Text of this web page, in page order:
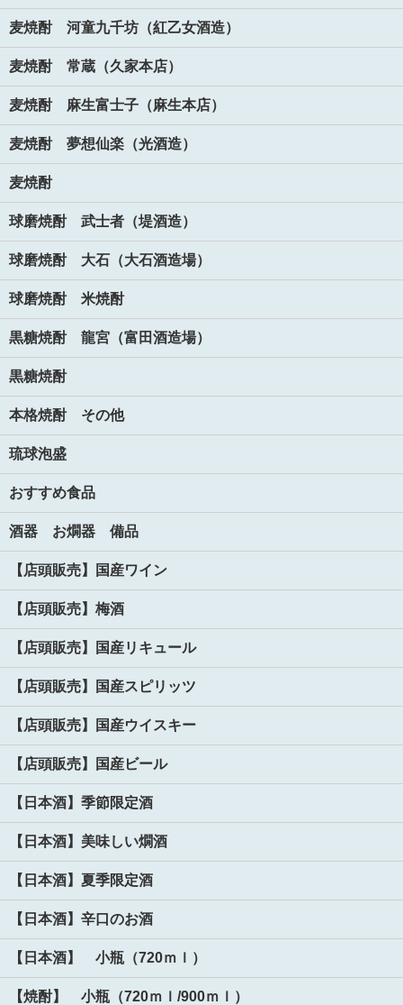
麦焼酎 河童九千坊（紅乙女酒造）
麦焼酎 常蔵（久家本店）
麦焼酎 麻生富士子（麻生本店）
麦焼酎 夢想仙楽（光酒造）
麦焼酎
球磨焼酎 武士者（堤酒造）
球磨焼酎 大石（大石酒造場）
球磨焼酎 米焼酎
黒糖焼酎 龍宮（富田酒造場）
黒糖焼酎
本格焼酎 その他
琉球泡盛
おすすめ食品
酒器 お燗器 備品
【店頭販売】国産ワイン
【店頭販売】梅酒
【店頭販売】国産リキュール
【店頭販売】国産スピリッツ
【店頭販売】国産ウイスキー
【店頭販売】国産ビール
【日本酒】季節限定酒
【日本酒】美味しい燗酒
【日本酒】夏季限定酒
【日本酒】辛口のお酒
【日本酒】 小瓶（720ｍｌ）
【焼酎】 小瓶（720ｍｌ/900ｍｌ）